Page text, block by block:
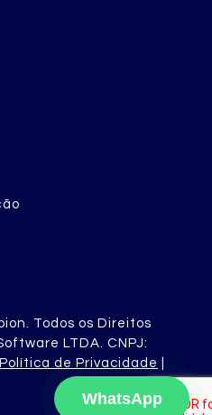
Todos os Direitos
LTDA. CNPJ:
Política de Privacidade
WhatsApp